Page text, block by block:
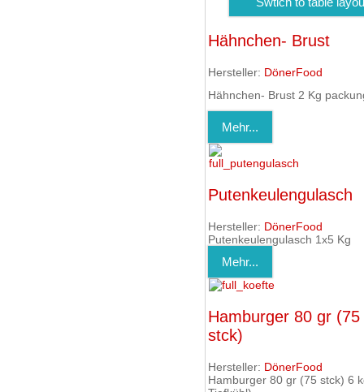
Hähnchen- Brust
Hersteller: DönerFood
Hähnchen- Brust 2 Kg
Mehr...
Putenkeulengulasch
Hersteller: DönerFood
Putenkeulengulasch 1x5 Kg
Mehr...
Hamburger 80 gr (75
stck)
Hersteller: DönerFood
Hamburger 80 gr (75 stck) 6